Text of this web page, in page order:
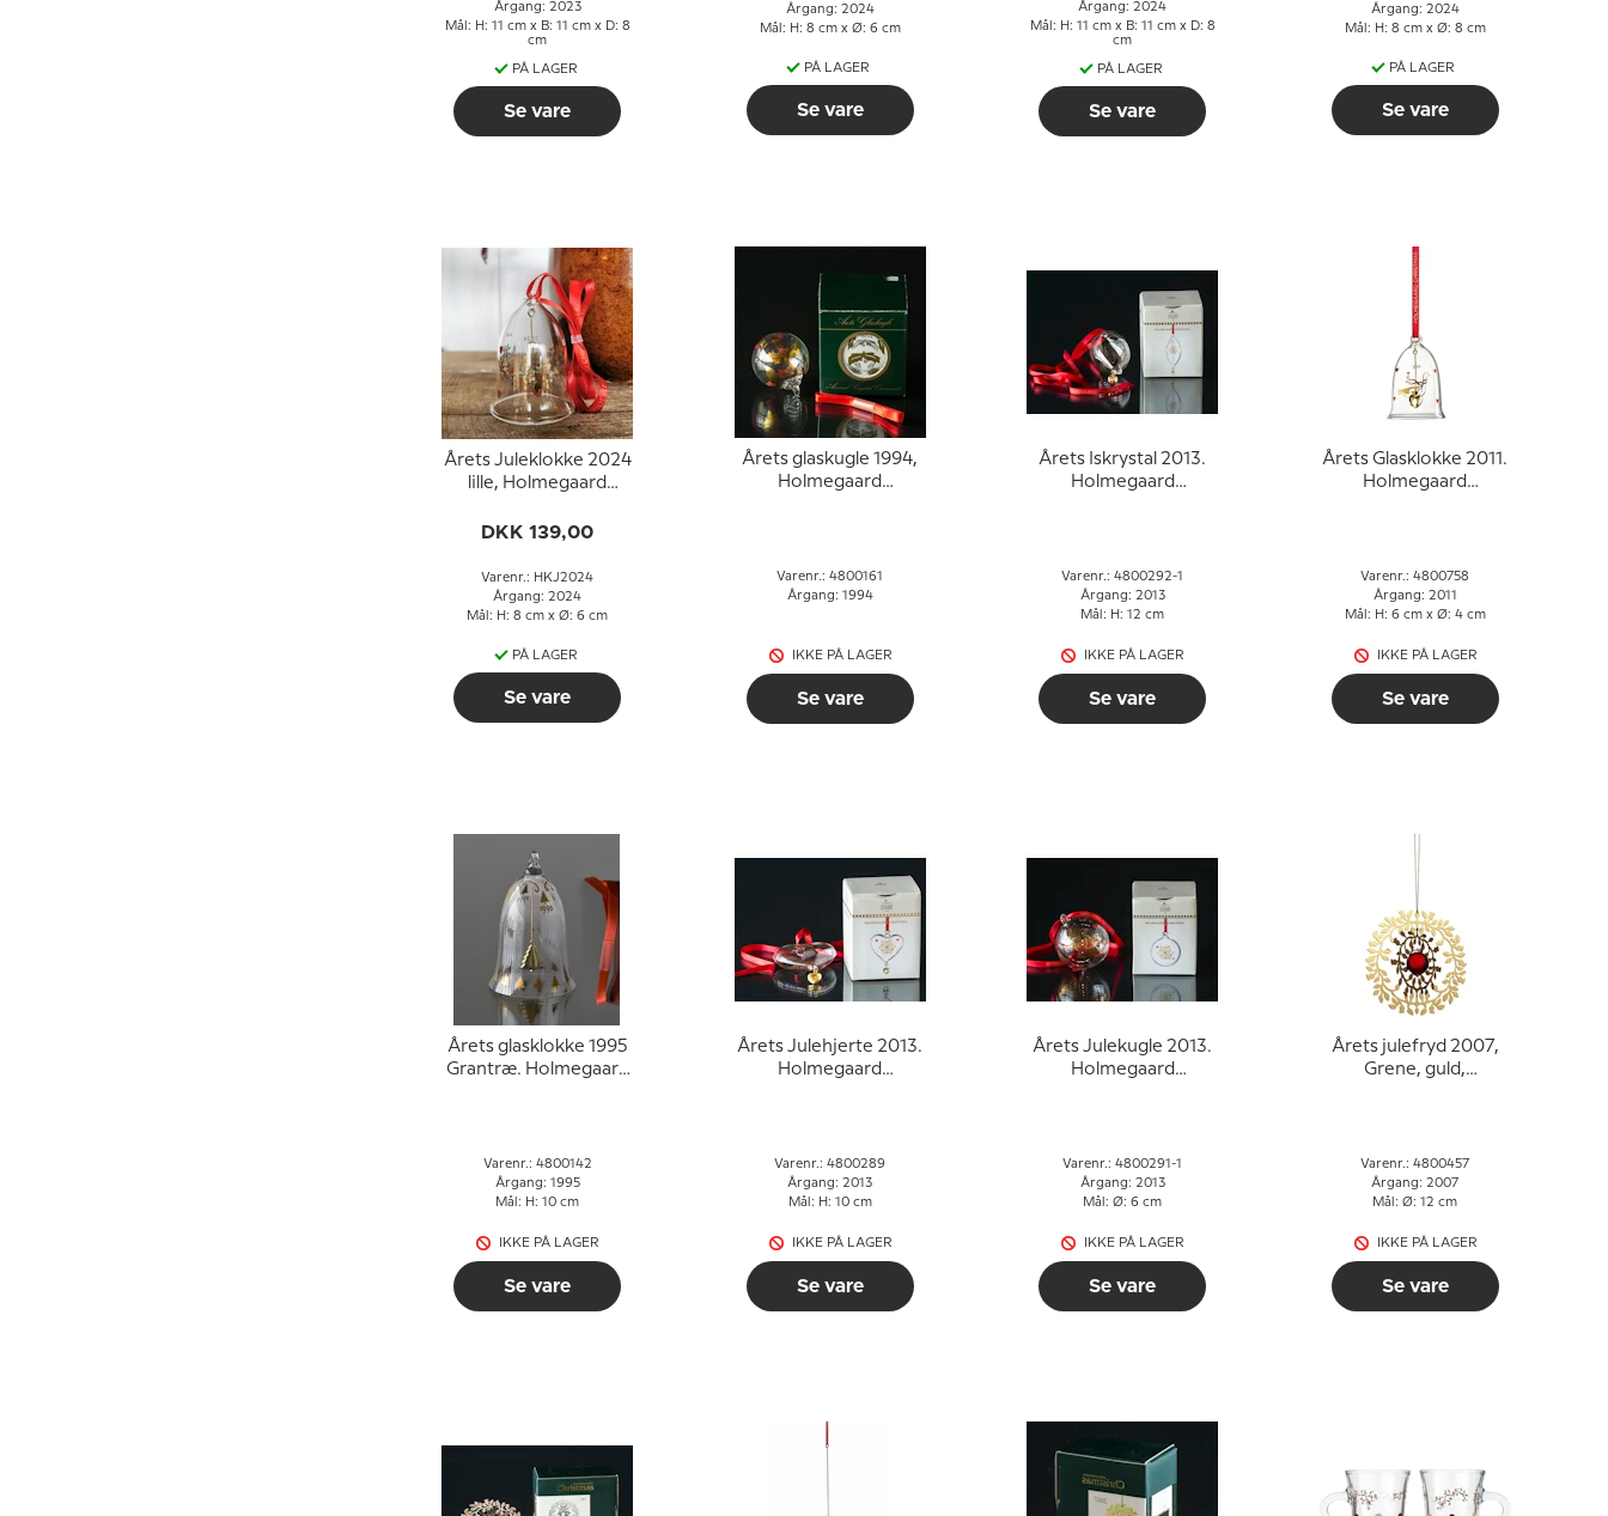
Årgang: 2023
Mål: H: 11 cm x B: 11 cm x D: 8
cm
PÅ LAGER
Se vare
Årgang: 2024
Mål: H: 8 cm x Ø: 6 cm
PÅ LAGER
Se vare
Årgang: 2024
Mål: H: 11 cm x B: 11 cm x D: 8
cm
PÅ LAGER
Se vare
Årgang: 2024
Mål: H: 8 cm x Ø: 8 cm
PÅ LAGER
Se vare
Årets Juleklokke 2024
lille, Holmegaard
DKK 139,00
Varenr.: HKJ2024
Årgang: 2024
Mål: H: 8 cm x Ø: 6 cm
PÅ LAGER
Se vare
Årets glaskugle 1994,
Holmegaard
Varenr.: 4800161
Årgang: 1994
IKKE PÅ LAGER
Se vare
Årets Iskrystal 2013.
Holmegaard
Varenr.: 4800292-1
Årgang: 2013
Mål: H: 12 cm
IKKE PÅ LAGER
Se vare
Årets Glasklokke 2011.
Holmegaard
Varenr.: 4800758
Årgang: 2011
Mål: H: 6 cm x Ø: 4 cm
IKKE PÅ LAGER
Se vare
Årets glasklokke 1995
Grantræ. Holmegaard
Varenr.: 4800142
Årgang: 1995
Mål: H: 10 cm
IKKE PÅ LAGER
Se vare
Årets Julehjerte 2013.
Holmegaard
Varenr.: 4800289
Årgang: 2013
Mål: H: 10 cm
IKKE PÅ LAGER
Se vare
Årets Julekugle 2013.
Holmegaard
Varenr.: 4800291-1
Årgang: 2013
Mål: Ø: 6 cm
IKKE PÅ LAGER
Se vare
Årets julefryd 2007,
Grene, guld,
Varenr.: 4800457
Årgang: 2007
Mål: Ø: 12 cm
IKKE PÅ LAGER
Se vare